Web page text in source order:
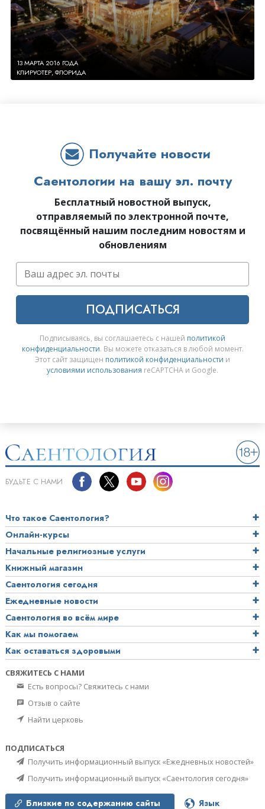
13 МАРТА 2016 ГОДА
КЛИРУОТЕР, ФЛОРИДА
Получайте новости
Саентологии на вашу эл. почту
Бесплатный новостной выпуск,
отправляемый по электронной почте,
посвящённый нашим последним новостям и
обновлениям
ПОДПИСАТЬСЯ
Подписываясь, вы соглашаетесь с нашей политикой
конфиденциальности. Вы можете отказаться в любой момент.
Этот сайт защищен политикой конфиденциальности и
условиями использования reCAPTCHA и Google.
БУДЬТЕ С НАМИ
Что такое Саентология?
Онлайн-курсы
Начальные религиозные услуги
Книжный магазин
Саентология сегодня
Ежедневные новости
Саентология во всём мире
Как мы помогаем
Как оставаться здоровыми
СВЯЖИТЕСЬ С НАМИ
Есть вопросы? Свяжитесь с нами
Отзыв о сайте
Найти церковь
ПОДПИСАТЬСЯ
Получить информационный выпуск «Ежедневных новостей»
Получить информационный выпуск «Саентология сегодня»
Близкие по содержанию сайты Язык